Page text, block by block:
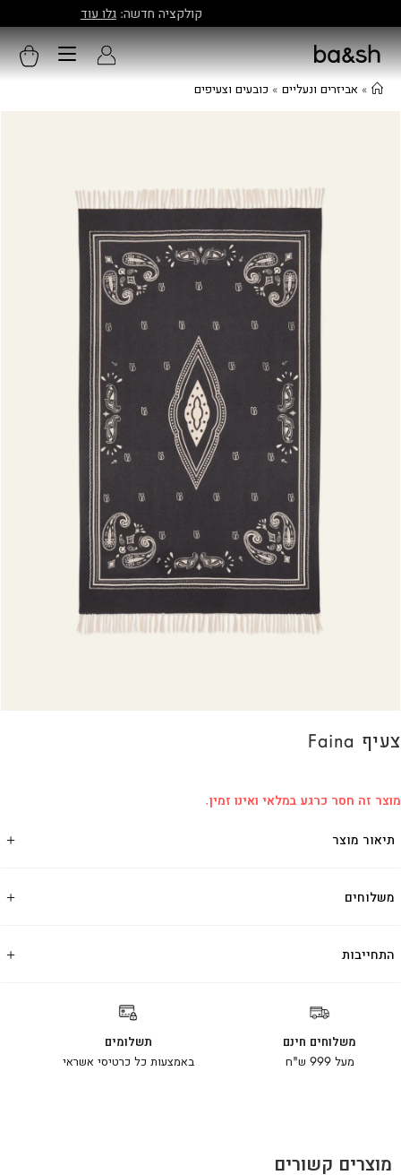
קולקציה חדשה:גלו עוד
» אביזרים ונעליים » כובעים וצעיפים
צעיף Faina
מוצר זה חסר כרגע במלאי ואינו זמין.
תיאור מוצר
משלוחים
התחייבות
משלוחים חינם
מעל 999 ש"ח
תשלומים
באמצעות כל כרטיסי אשראי
מוצרים קשורים